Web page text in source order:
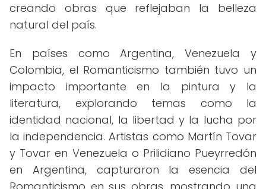
creando obras que reflejaban la belleza
natural del país.
En países como Argentina, Venezuela y
Colombia, el Romanticismo también tuvo un
impacto importante en la pintura y la
literatura, explorando temas como la
identidad nacional, la libertad y la lucha por
la independencia. Artistas como Martín Tovar
y Tovar en Venezuela o Prilidiano Pueyrredón
en Argentina, capturaron la esencia del